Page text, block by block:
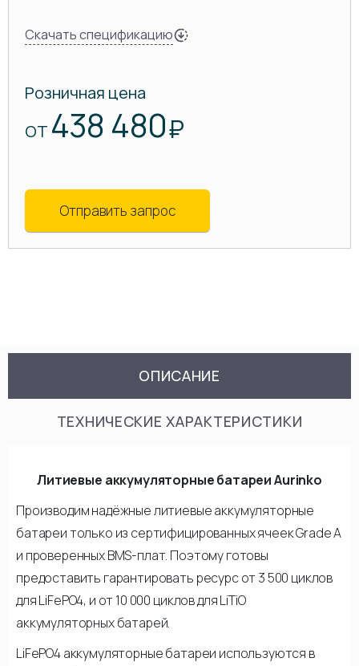
Скачать спецификацию
Розничная цена
ОТ 438 480₽
Отправить запрос
ОПИСАНИЕ
ТЕХНИЧЕСКИЕ ХАРАКТЕРИСТИКИ
Литиевые аккумуляторные батареи Aurinko
Производим надёжные литиевые аккумуляторные
батареи только из сертифицированных ячеек Grade A
и проверенных BMS-плат. Поэтому готовы
предоставить гарантировать ресурс от 3 500 циклов
для LiFePO4, и от 10 000 циклов для LiTiO
аккумуляторных батарей.
LiFePO4 аккумуляторные батареи используются в